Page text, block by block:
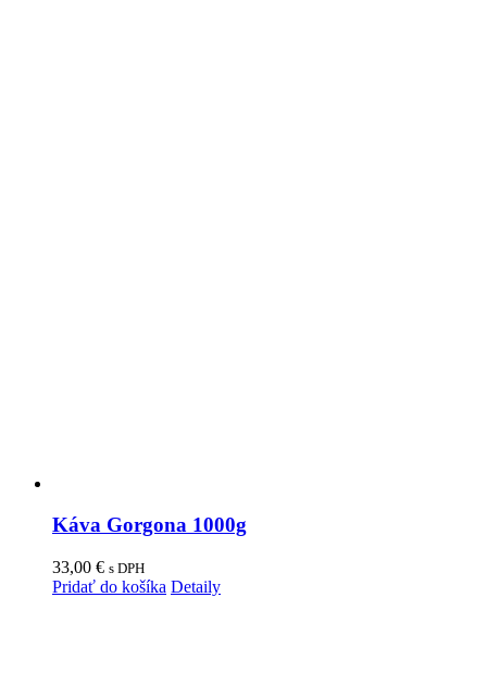
Káva Gorgona 1000g
33,00 € s DPH
Pridať do košíka Detaily